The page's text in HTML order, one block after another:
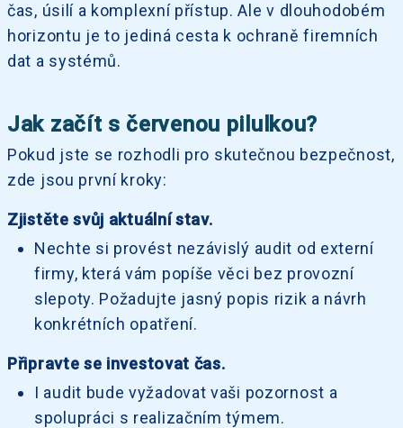
čas, úsilí a komplexní přístup. Ale v dlouhodobém
horizontu je to jediná cesta k ochraně firemních
dat a systémů.
Jak začít s červenou pilulkou?
Pokud jste se rozhodli pro skutečnou bezpečnost,
zde jsou první kroky:
Zjistěte svůj aktuální stav.
Nechte si provést nezávislý audit od externí
firmy, která vám popíše věci bez provozní
slepoty. Požadujte jasný popis rizik a návrh
konkrétních opatření.
Připravte se investovat čas.
I audit bude vyžadovat vaši pozornost a
spolupráci s realizačním týmem.